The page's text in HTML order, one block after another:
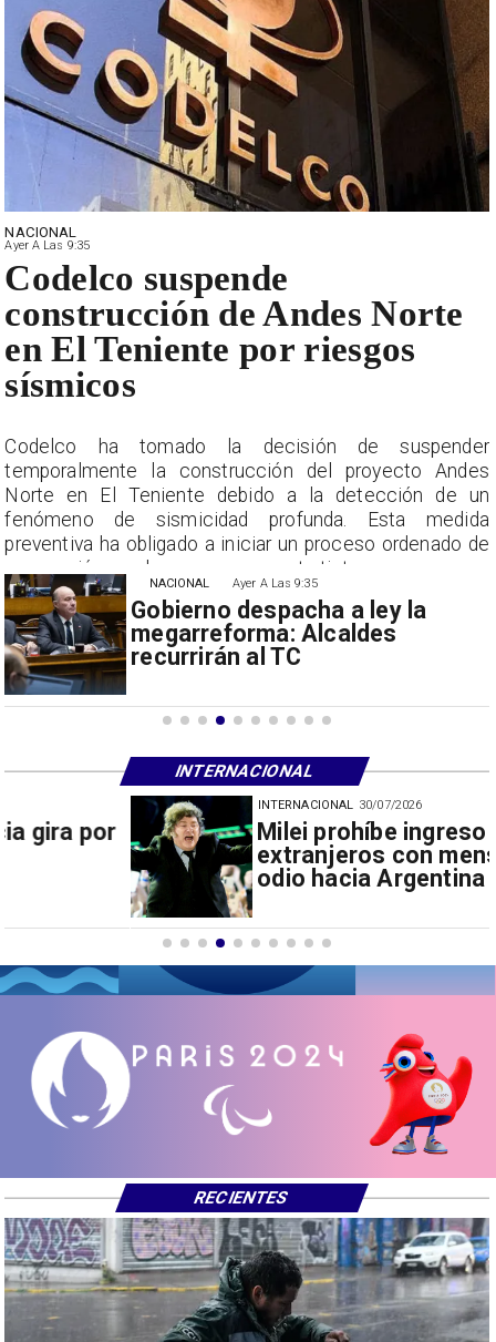
30/07/2026
Milei prohíbe ingreso de
extranjeros con mensajes de
odio hacia Argentina
INTERNACIONAL
Ayer A Las 9:35
Gobierno despacha a ley la
megarreforma: Alcaldes
recurrirán al TC
NACIONAL
NACIONAL
Ayer A Las 9:35
Codelco suspende
construcción de Andes Norte
en El Teniente por riesgos
sísmicos
Codelco ha tomado la decisión de suspender
temporalmente la construcción del proyecto Andes
Norte en El Teniente debido a la detección de un
fenómeno de sismicidad profunda. Esta medida
preventiva ha obligado a iniciar un proceso ordenado de
suspensión con las empresas contratistas.
INTERNACIONAL
RECIENTES